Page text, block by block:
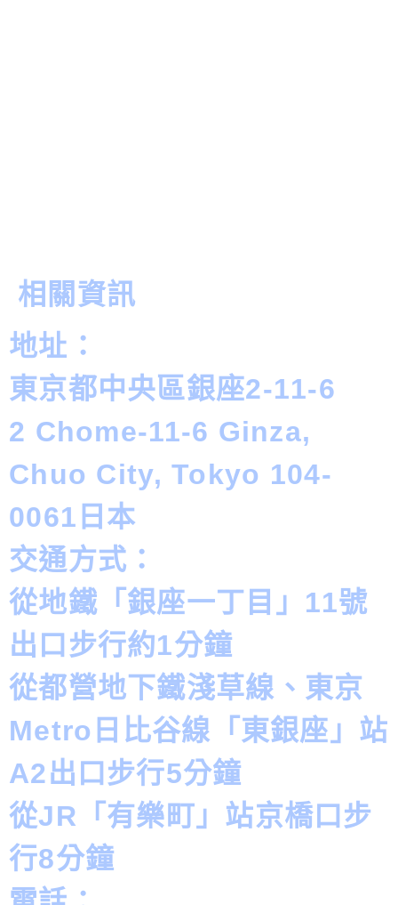
相關資訊
地址：
東京都中央區銀座2-11-6
2 Chome-11-6 Ginza,
Chuo City, Tokyo 104-
0061日本
交通方式：
從地鐵「銀座一丁目」11號
出口步行約1分鐘
從都營地下鐵淺草線、東京
Metro日比谷線「東銀座」站
A2出口步行5分鐘
從JR「有樂町」站京橋口步
行8分鐘